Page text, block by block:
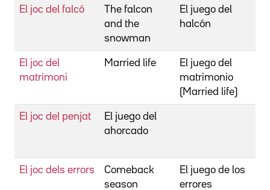
El joc del falcó
The falcon
and the
snowman
El juego del
halcón
El joc del
matrimoni
Married life
El juego del
matrimonio
(Married life)
El joc del penjat
El juego del
ahorcado
El joc dels errors
Comeback
season
El juego de los
errores